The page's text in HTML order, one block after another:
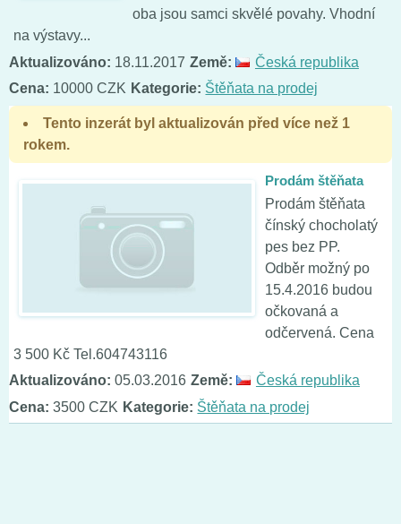
oba jsou samci skvělé povahy. Vhodní
na výstavy...
Aktualizováno: 18.11.2017 Země:
Česká republika
Cena: 10000 CZK Kategorie: Štěňata na prodej
Tento inzerát byl aktualizován před více než 1
rokem.
Prodám štěňata
Prodám štěňata
čínský chocholatý
pes bez PP.
Odběr možný po
15.4.2016 budou
očkovaná a
odčervená. Cena
3 500 Kč Tel.604743116
Aktualizováno: 05.03.2016 Země:
Česká republika
Cena: 3500 CZK Kategorie: Štěňata na prodej